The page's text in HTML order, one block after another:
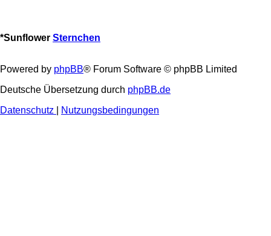
*Sunflower Sternchen
Powered by phpBB® Forum Software © phpBB Limited
Deutsche Übersetzung durch phpBB.de
Datenschutz
Nutzungsbedingungen